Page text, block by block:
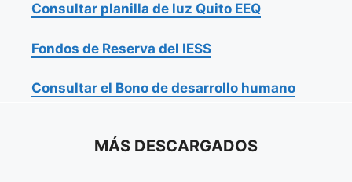
Consultar planilla de luz Quito EEQ
Fondos de Reserva del IESS
Consultar el Bono de desarrollo humano
MÁS DESCARGADOS